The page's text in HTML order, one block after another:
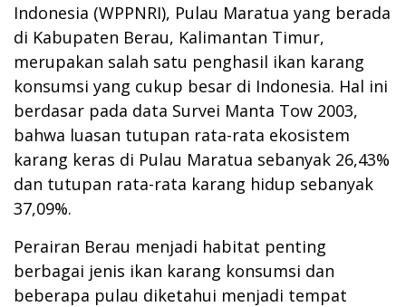
Indonesia (WPPNRI), Pulau Maratua yang berada
di Kabupaten Berau, Kalimantan Timur,
merupakan salah satu penghasil ikan karang
konsumsi yang cukup besar di Indonesia. Hal ini
berdasar pada data Survei Manta Tow 2003,
bahwa luasan tutupan rata-rata ekosistem
karang keras di Pulau Maratua sebanyak 26,43%
dan tutupan rata-rata karang hidup sebanyak
37,09%.
Perairan Berau menjadi habitat penting
berbagai jenis ikan karang konsumsi dan
beberapa pulau diketahui menjadi tempat